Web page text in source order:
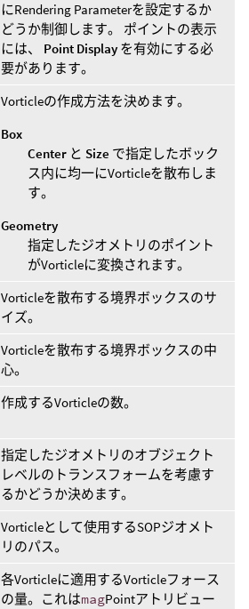
にRendering Parameterを設定するか
どうか制御します。 ポイントの表示
には、 Point Display を有効にする必
要があります。
Vorticleの作成方法を決めます。
Box
Center と Size で指定したボック
ス内に均一にVorticleを散布しま
す。
Geometry
指定したジオメトリのポイント
がVorticleに変換されます。
Vorticleを散布する境界ボックスのサ
イズ。
Vorticleを散布する境界ボックスの中
心。
作成するVorticleの数。
指定したジオメトリのオブジェクト
レベルのトランスフォームを考慮す
るかどうか決めます。
Vorticleとして使用するSOPジオメト
リのパス。
各Vorticleに適用するVorticleフォース
の量。これはmagPointアトリビュー